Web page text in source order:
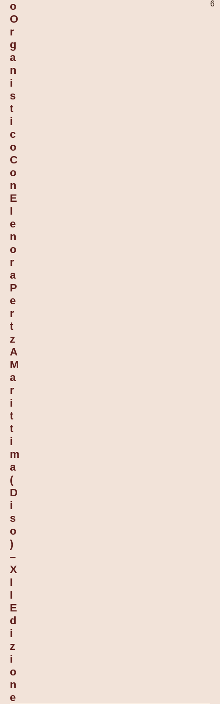
6
O
O
R
G
A
N
I
S
T
I
C
O
C
O
N
E
L
E
N
O
R
A
P
E
R
T
Z
A
M
A
R
I
T
T
I
M
A
(
D
I
S
O
)
–
X
I
I
E
D
I
Z
I
O
N
E